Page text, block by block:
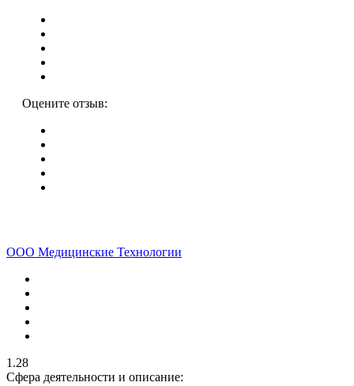
Оцените отзыв:
ООО Медицинские Технологии
1.28
Сфера деятельности и описание: